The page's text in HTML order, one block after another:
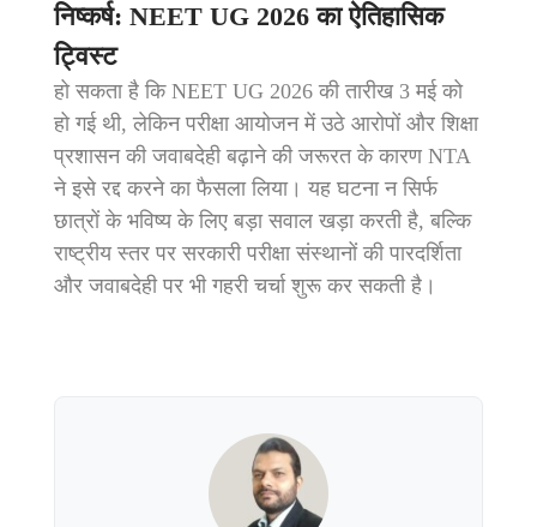
निष्कर्ष: NEET UG 2026 का ऐतिहासिक
ट्विस्ट
हो सकता है कि NEET UG 2026 की तारीख 3 मई को
हो गई थी, लेकिन परीक्षा आयोजन में उठे आरोपों और शिक्षा
प्रशासन की जवाबदेही बढ़ाने की जरूरत के कारण NTA
ने इसे रद्द करने का फैसला लिया। यह घटना न सिर्फ
छात्रों के भविष्य के लिए बड़ा सवाल खड़ा करती है, बल्कि
राष्ट्रीय स्तर पर सरकारी परीक्षा संस्थानों की पारदर्शिता
और जवाबदेही पर भी गहरी चर्चा शुरू कर सकती है।